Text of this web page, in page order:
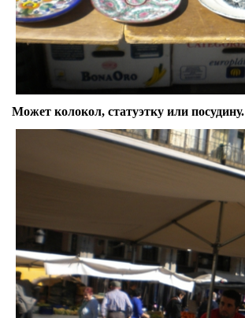
Может колокол, статуэтку или посудину.